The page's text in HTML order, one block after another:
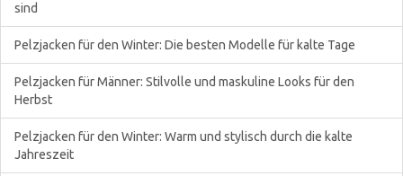
sind
Pelzjacken für den Winter: Die besten Modelle für kalte Tage
Pelzjacken für Männer: Stilvolle und maskuline Looks für den
Herbst
Pelzjacken für den Winter: Warm und stylisch durch die kalte
Jahreszeit